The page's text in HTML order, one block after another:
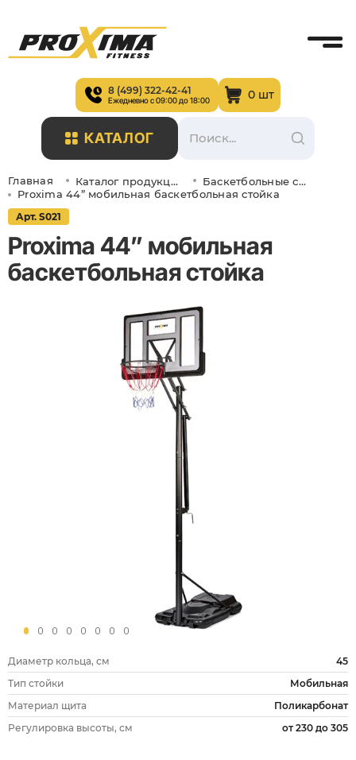
8 (499) 322-42-41
Ежедневно с 09:00 до 18:00 0 шт
КАТАЛОГ
Главная Каталог продукции
Баскетбольные стойки и щиты
Proxima 44” мобильная баскетбольная стойка
Арт. S021
Proxima 44” мобильная
баскетбольная стойка
Диаметр кольца, см
45
Тип стойки
Мобильная
Материал щита
Поликарбонат
Регулировка высоты, см
от 230 до 305